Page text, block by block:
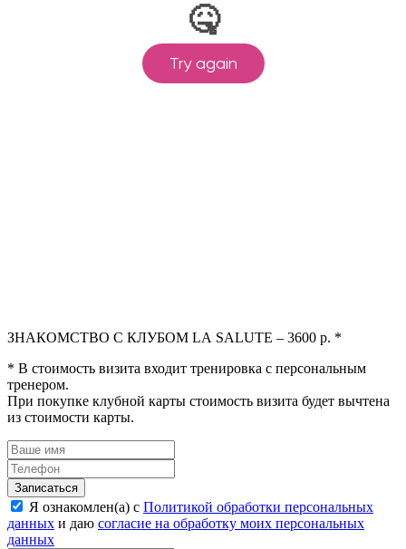
ЗНАКОМСТВО С КЛУБОМ LA SALUTE – 3600 р. *
* В стоимость визита входит тренировка с персональным
тренером.
При покупке клубной карты стоимость визита будет вычтена
из стоимости карты.
Записаться
Я ознакомлен(а) с Политикой обработки персональных
данных и даю согласие на обработку моих персональных
данных